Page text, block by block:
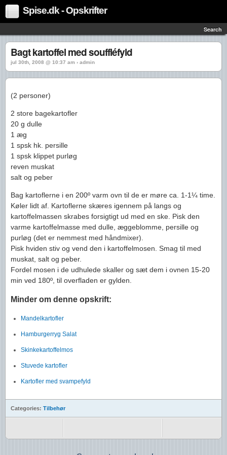
Spise.dk - Opskrifter
Search
Bagt kartoffel med souffléfyld
jul 30th, 2008 @ 10:37 am › admin
(2 personer)
2 store bagekartofler
20 g dulle
1 æg
1 spsk hk. persille
1 spsk klippet purløg
reven muskat
salt og peber
Bag kartoflerne i en 200º varm ovn til de er møre ca. 1-1¼ time.
Køler lidt af. Kartoflerne skæres igennem på langs og
kartoffelmassen skrabes forsigtigt ud med en ske. Pisk den
varme kartoffelmasse med dulle, æggeblomme, persille og
purløg (det er nemmest med håndmixer).
Pisk hviden stiv og vend den i kartoffelmosen. Smag til med
muskat, salt og peber.
Fordel mosen i de udhulede skaller og sæt dem i ovnen 15-20
min ved 180º, til overfladen er gylden.
Minder om denne opskrift:
Mandelkartofler
Hamburgerryg Salat
Skinkekartoffelmos
Stuvede kartofler
Kartofler med svampefyld
Categories: Tilbehør